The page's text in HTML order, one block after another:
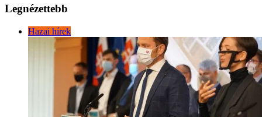
Legnézettebb
Hazai hírek